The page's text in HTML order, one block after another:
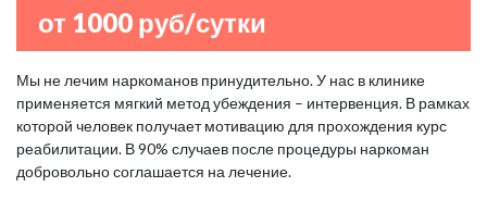
от 1000 руб/сутки
Мы не лечим наркоманов принудительно. У нас в клинике
применяется мягкий метод убеждения – интервенция. В рамках
которой человек получает мотивацию для прохождения курс
реабилитации. В 90% случаев после процедуры наркоман
добровольно соглашается на лечение.